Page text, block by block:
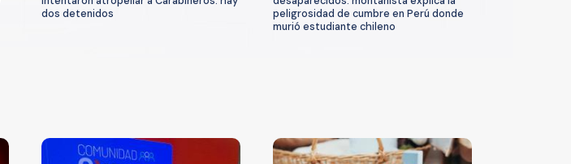
dos detenidos
peligrosidad de cumbre en Perú donde
murió estudiante chileno